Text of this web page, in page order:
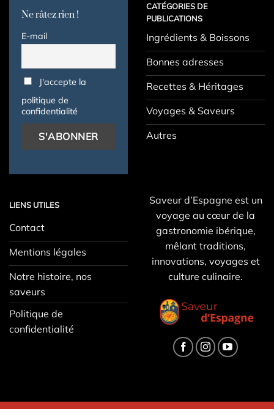
Ne râtez rien !
E-mail
J'accepte la
politique de
confidentialité
CATÉGORIES DE
PUBLICATIONS
Ingrédients & Boissons
Bonnes adresses
Recettes & Héritages
Voyages & Saveurs
Autres
LIENS UTILES
Contact
Mentions légales
Notre histoire, nos
saveurs
Politique de
confidentialité
Saveur d’Espagne est un
voyage au cœur de la
gastronomie ibérique,
mêlant traditions,
innovations, voyages et
culture culinaire.